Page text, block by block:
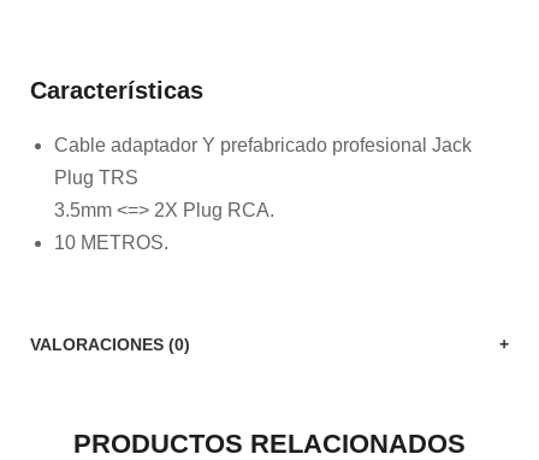
Características
Cable adaptador Y prefabricado profesional Jack
Plug TRS
3.5mm <=> 2X Plug RCA.
10 METROS.
VALORACIONES (0)
PRODUCTOS RELACIONADOS